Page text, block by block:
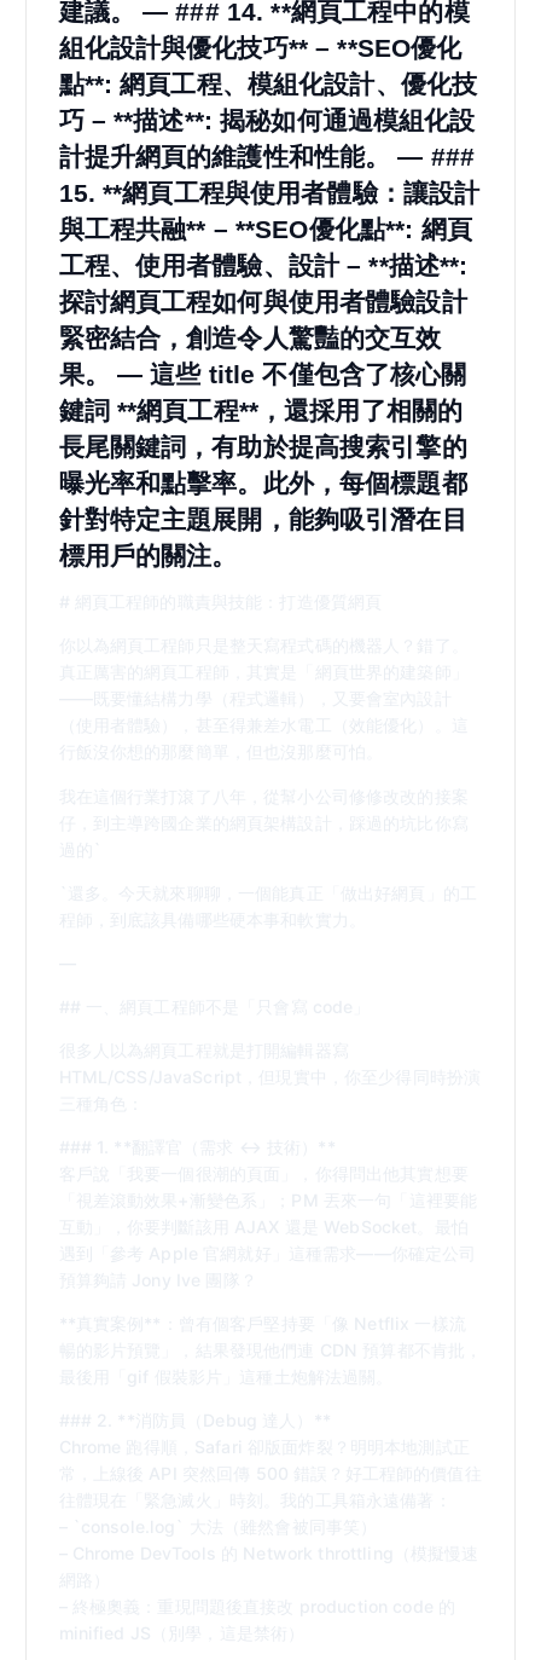
建議。 — ### 14. **網頁工程中的模
組化設計與優化技巧** – **SEO優化
點**: 網頁工程、模組化設計、優化技
巧 – **描述**: 揭秘如何通過模組化設
計提升網頁的維護性和性能。 — ###
15. **網頁工程與使用者體驗：讓設計
與工程共融** – **SEO優化點**: 網頁
工程、使用者體驗、設計 – **描述**:
探討網頁工程如何與使用者體驗設計
緊密結合，創造令人驚豔的交互效
果。 — 這些 title 不僅包含了核心關
鍵詞 **網頁工程**，還採用了相關的
長尾關鍵詞，有助於提高搜索引擎的
曝光率和點擊率。此外，每個標題都
針對特定主題展開，能夠吸引潛在目
標用戶的關注。